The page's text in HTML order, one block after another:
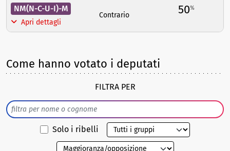
NM(N-C-U-I)-M
Apri dettagli
Contrario 50%
Come hanno votato i deputati
FILTRA PER
Solo i ribelli